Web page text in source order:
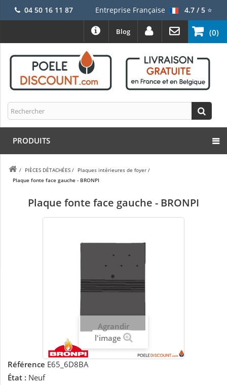
04 50 16 11 87 Entreprise Française 4.7 / 5⭐
(0)
Blog
PRODUITS
/ PIÈCES DÉTACHÉES / Plaques intérieures de foyer /
Plaque fonte face gauche - BRONPI
Plaque fonte face gauche - BRONPI
Agrandir
l'image
Référence E65_6D8BA
État : Neuf